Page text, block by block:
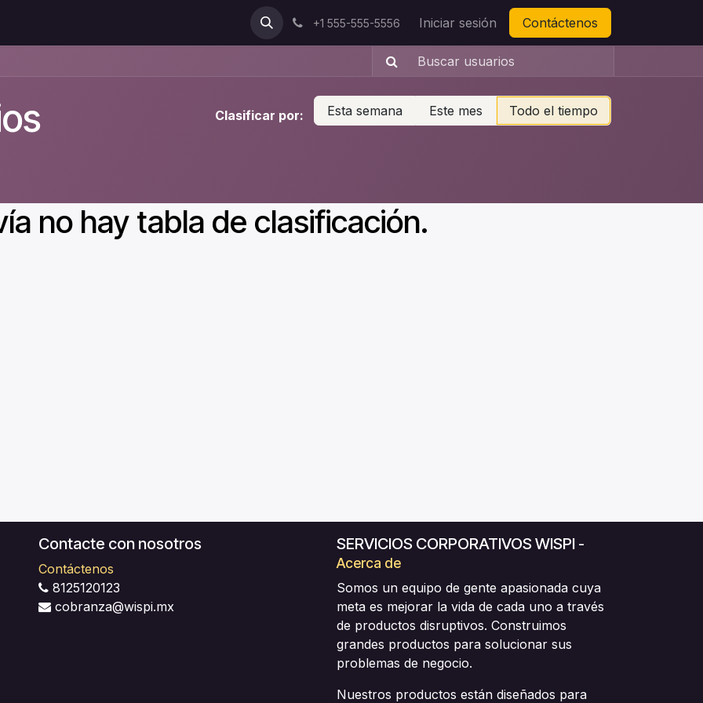
+1 555-555-5556 Iniciar sesión Contáctenos
Clasificar por: Esta semana Este mes Todo el tiempo
no hay tabla de clasificación.
Contacte con nosotros
Contáctenos
8125120123
cobranza@wispi.mx
SERVICIOS CORPORATIVOS WISPI -
Acerca de
Somos un equipo de gente apasionada cuya
meta es mejorar la vida de cada uno a través
de productos disruptivos. Construimos
grandes productos para solucionar sus
problemas de negocio.
Nuestros productos están diseñados para